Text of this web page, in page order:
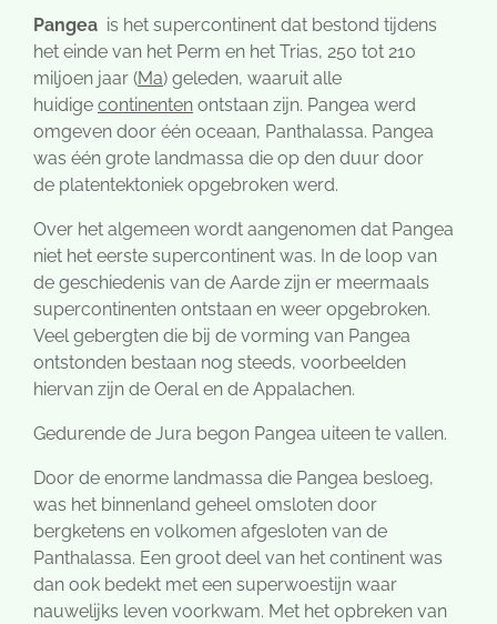
Pangea is het supercontinent dat bestond tijdens
het einde van het Perm en het Trias, 250 tot 210
miljoen jaar (Ma) geleden, waaruit alle
huidige continenten ontstaan zijn. Pangea werd
omgeven door één oceaan, Panthalassa. Pangea
was één grote landmassa die op den duur door
de platentektoniek opgebroken werd.
Over het algemeen wordt aangenomen dat Pangea
niet het eerste supercontinent was. In de loop van
de geschiedenis van de Aarde zijn er meermaals
supercontinenten ontstaan en weer opgebroken.
Veel gebergten die bij de vorming van Pangea
ontstonden bestaan nog steeds, voorbeelden
hiervan zijn de Oeral en de Appalachen.
Gedurende de Jura begon Pangea uiteen te vallen.
Door de enorme landmassa die Pangea besloeg,
was het binnenland geheel omsloten door
bergketens en volkomen afgesloten van de
Panthalassa. Een groot deel van het continent was
dan ook bedekt met een superwoestijn waar
nauwelijks leven voorkwam. Met het opbreken van